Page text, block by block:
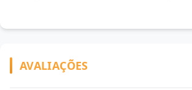
AVALIAÇÕES